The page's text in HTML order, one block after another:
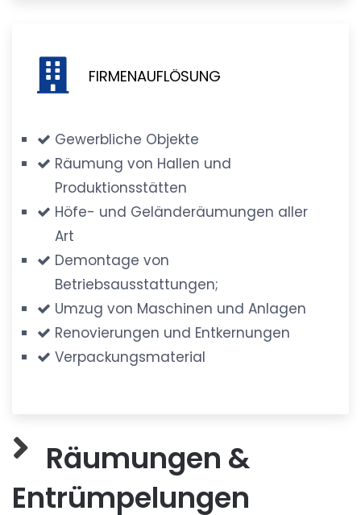
FIRMENAUFLÖSUNG
Gewerbliche Objekte
Räumung von Hallen und
Produktionsstätten
Höfe- und Geländeräumungen aller
Art
Demontage von
Betriebsausstattungen;
Umzug von Maschinen und Anlagen
Renovierungen und Entkernungen
Verpackungsmaterial
Räumungen &
Entrümpelungen